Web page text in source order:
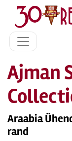
Ajman
Araabia
rand